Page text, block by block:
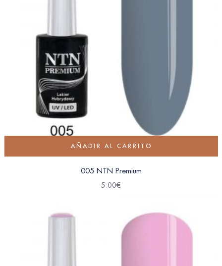
AÑADIR AL CARRITO
005 NTN Premium
5.00€